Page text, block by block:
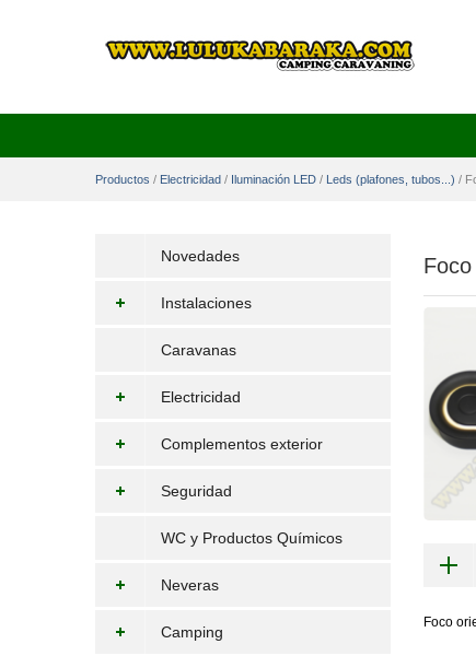
Productos / Electricidad / Iluminación LED / Leds (plafones, tubos...) /
Novedades
Instalaciones
Caravanas
Electricidad
Complementos exterior
Seguridad
WC y Productos Químicos
Neveras
Camping
Foco